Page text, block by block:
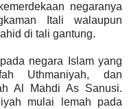
negaranya
Itali walaupun
di tali gantung.
negara Islam yang
Uthmaniyah, dan
Al Mahdi As Sanusi.
mulai lemah pada